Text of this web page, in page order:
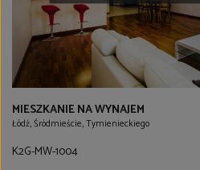
MIESZKANIE NA WYNAJEM
Łódź, Śródmieście, Tymienieckiego
K2G-MW-1004